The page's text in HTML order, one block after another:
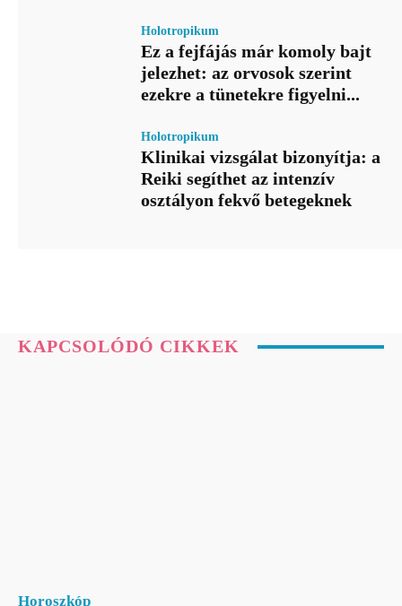
Holotropikum
Ez a fejfájás már komoly bajt
jelezhet: az orvosok szerint
ezekre a tünetekre figyelni...
Holotropikum
Klinikai vizsgálat bizonyítja: a
Reiki segíthet az intenzív
osztályon fekvő betegeknek
KAPCSOLÓDÓ CIKKEK
Horoszkóp